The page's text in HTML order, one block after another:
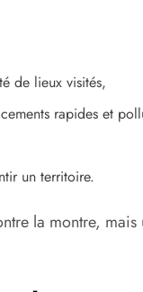
de lieux visités,
rapides et
un territoire.
la montre,